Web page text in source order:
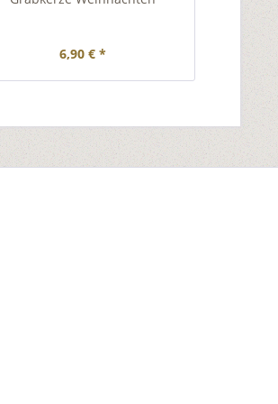
6,90 € *
schütze